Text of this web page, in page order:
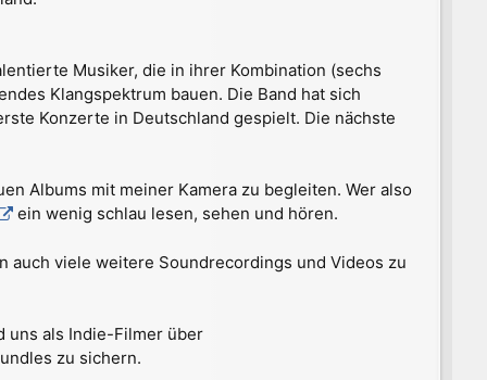
Musiker, die in ihrer Kombination (sechs
Klangspektrum bauen. Die Band hat sich
Konzerte in Deutschland gespielt. Die nächste
Albums mit meiner Kamera zu begleiten. Wer also
ein wenig schlau lesen, sehen und hören.
auch viele weitere Soundrecordings und Videos zu
uns als Indie-Filmer über
zu sichern.